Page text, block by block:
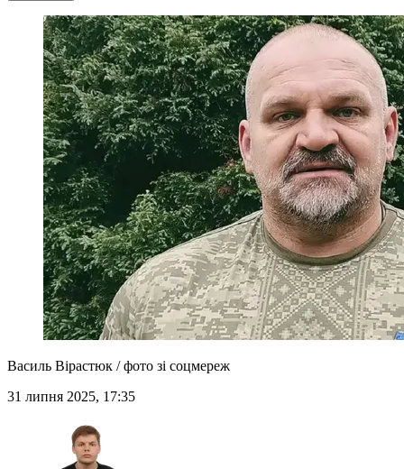
Василь Вірастюк / фото зі соцмереж
31 липня 2025, 17:35